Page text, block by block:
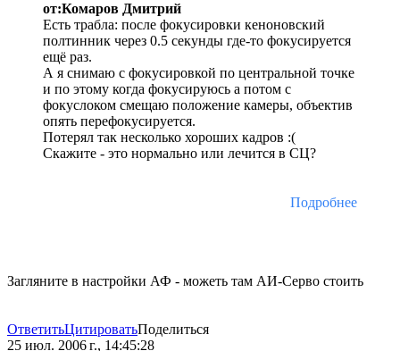
от:Комаров Дмитрий
Есть трабла: после фокусировки кеноновский
полтинник через 0.5 секунды где-то фокусируется
ещё раз.
А я снимаю с фокусировкой по центральной точке
и по этому когда фокусируюсь а потом с
фокуслоком смещаю положение камеры, объектив
опять перефокусируется.
Потерял так несколько хороших кадров :(
Скажите - это нормально или лечится в СЦ?
Подробнее
Загляните в настройки АФ - можеть там АИ-Серво стоить
ОтветитьЦитироватьПоделиться
25 июл. 2006 г., 14:45:28